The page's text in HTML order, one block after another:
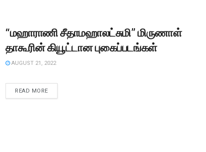
“மஹாராணி சீதாமஹாலட்சுமி” மிருணாள்
தாகூரின் கியூட்டான புகைப்படங்கள்
AUGUST 21, 2022
READ MORE